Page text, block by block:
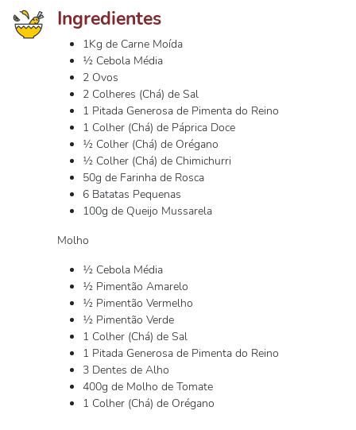
Ingredientes
1Kg de Carne Moída
½ Cebola Média
2 Ovos
2 Colheres (Chá) de Sal
1 Pitada Generosa de Pimenta do Reino
1 Colher (Chá) de Páprica Doce
½ Colher (Chá) de Orégano
½ Colher (Chá) de Chimichurri
50g de Farinha de Rosca
6 Batatas Pequenas
100g de Queijo Mussarela
Molho
½ Cebola Média
½ Pimentão Amarelo
½ Pimentão Vermelho
½ Pimentão Verde
1 Colher (Chá) de Sal
1 Pitada Generosa de Pimenta do Reino
3 Dentes de Alho
400g de Molho de Tomate
1 Colher (Chá) de Orégano